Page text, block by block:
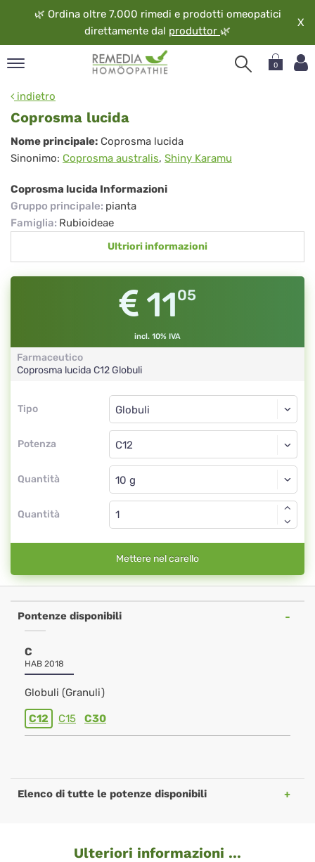
🌿 Ordina oltre 7.000 rimedi e prodotti omeopatici
direttamente dal produttor 🌿
X
0
indietro
Coprosma lucida
Coprosma
lucida
Nome principale: Coprosma lucida
Sinonimo: Coprosma australis, Shiny Karamu
Coprosma lucida Informazioni
Gruppo principale: pianta
Famiglia: Rubioideae
Ultriori informazioni
1105
incl. 10% IVA
Farmaceutico
Coprosma lucida C12Globuli
Tipo
Tipo
Potenza
Globuli
C12
Quantità
Globuli
Quantità
Mettere nel carello
Pontenze disponibili
C
HAB 2018
Globuli (Granuli)
C12 C15 C30
Elenco di tutte le potenze disponibili
Ulteriori informazioni ...